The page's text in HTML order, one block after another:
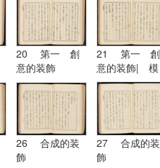
20 第一 創
意的装飾
21 第一 創
意的装飾| 模
擬的装飾
26 合成的装
飾
27 合成的装
飾